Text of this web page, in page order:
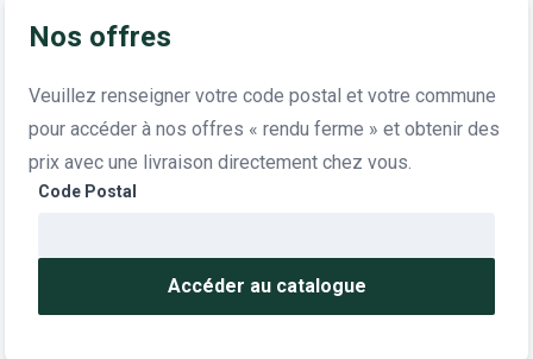
Nos offres
Veuillez renseigner votre code postal et votre commune
pour accéder à nos offres « rendu ferme » et obtenir des
prix avec une livraison directement chez vous.
Code Postal
Accéder au catalogue